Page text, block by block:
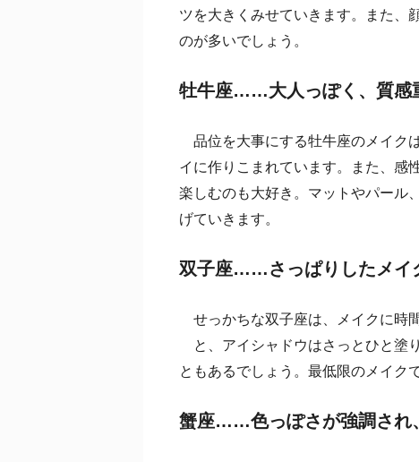
ツを大きくみせていきます。また、
のが多いでしょう。
牡牛座……大人っぽく、質感
品位を大事にする牡牛座のメイク
イに作りこまれています。また、感
楽しむのも大好き。マットやパール
げていきます。
双子座……さっぱりしたメイ
せっかちな双子座は、メイクに時
と、アイシャドウはさっとひと塗
ともあるでしょう。最低限のメイク
蟹座……色っぽさが強調され